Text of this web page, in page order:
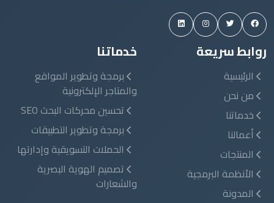
روابط سريعة
الرئيسية
من نحن
خدماتنا
أعمالنا
المنتجات
الأنظمة البرمجية
المدونة
خدماتنا
برمجة وتطوير المواقع
والمتاجر الإلكترونية
تحسين محركات البحث SEO
برمجة وتطوير التطبيقات
الحملات التسويقية وإدارتها
تصميم الهوية البصرية
والشعارات